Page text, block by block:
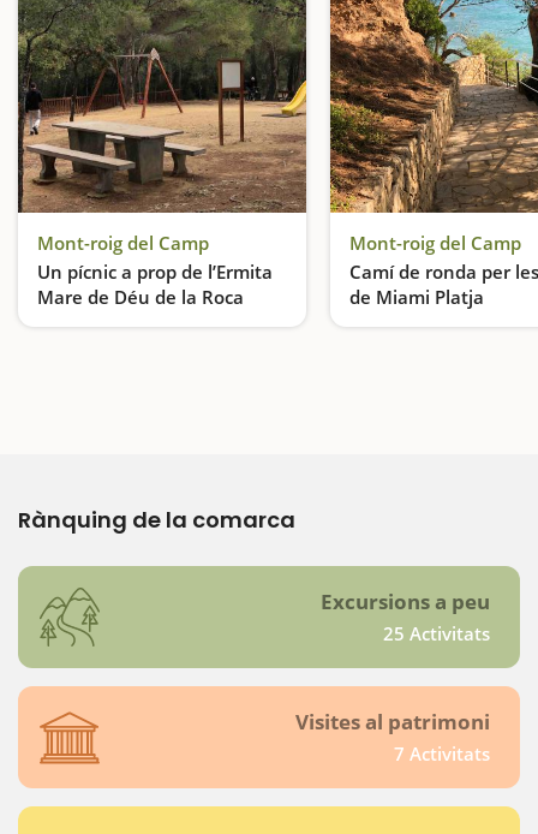
Mont-roig del Camp
Un pícnic a prop de l’Ermita
Mare de Déu de la Roca
Taules i gronxadors enming de la natura
Mont-roig del Camp
Camí de ronda per
de Miami Platja
Rànquing de la comarca
Excursions a peu
25 Activitats
Visites al patrimoni
7 Activitats